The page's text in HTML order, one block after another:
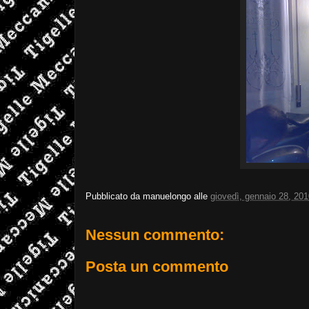
Pubblicato da manuelongo alle giovedì, gennaio 28,
Nessun commento:
Posta un commento